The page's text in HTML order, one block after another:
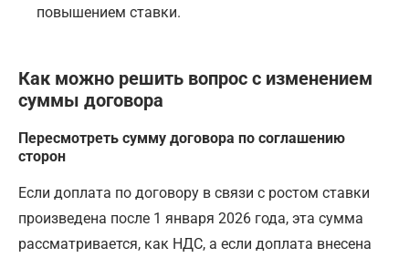
повышением ставки.
Как можно решить вопрос с изменением
суммы договора
Пересмотреть сумму договора по соглашению
сторон
Если доплата по договору в связи с ростом ставки
произведена после 1 января 2026 года, эта сумма
рассматривается, как НДС, а если доплата внесена